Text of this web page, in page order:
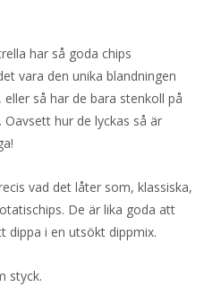
har så goda chips
vara den unika blandningen
så har de bara stenkoll på
hur de lyckas så är
vad det låter som, klassiska,
De är lika goda att
dippa i en utsökt dippmix.
styck.